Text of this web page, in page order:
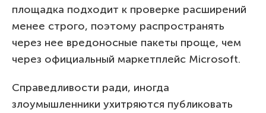
площадка подходит к проверке расширений
менее строго, поэтому распространять
через нее вредоносные пакеты проще, чем
через официальный маркетплейс Microsoft.
Справедливости ради, иногда
злоумышленники ухитряются публиковать